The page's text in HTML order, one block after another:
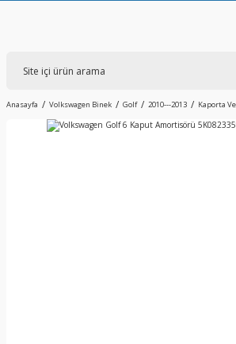
Anasayfa Volkswagen Binek Golf 2010---2013 Kaporta